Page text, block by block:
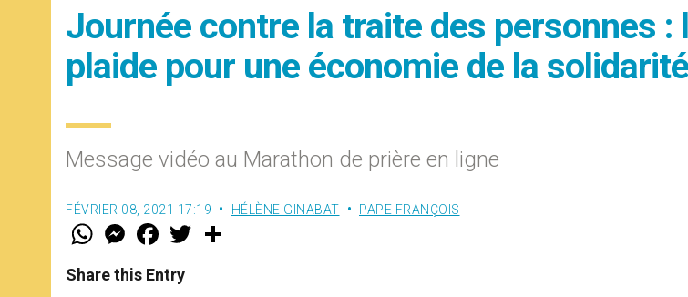
Journée contre la traite des personnes :
plaide pour une économie de la solidarité
Message vidéo au Marathon de prière en ligne
FÉVRIER 08, 2021 17:19 HÉLÈNE GINABAT PAPE FRANÇOIS
W
t
s
M
e
s
e
F
a
e
b
w
Share this Entry